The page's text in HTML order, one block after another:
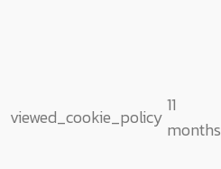
viewed_cookie_policy
11
months